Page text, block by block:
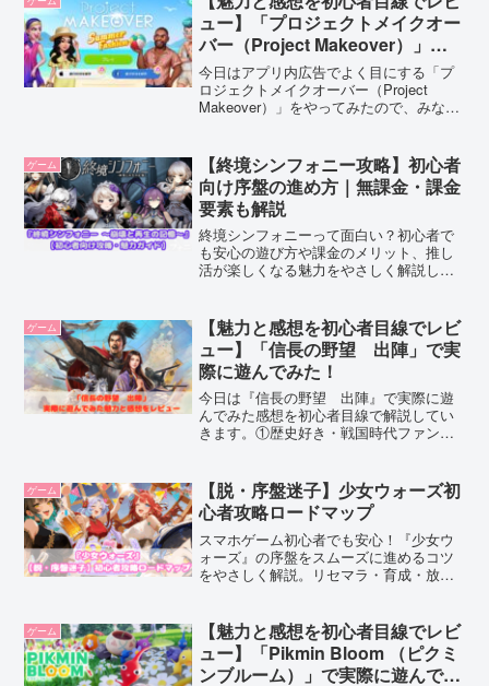
ュー】「プロジェクトメイクオー
バー（Project Makeover）」で
実際に遊んでみた！
今日はアプリ内広告でよく目にする「プ
ロジェクトメイクオーバー（Project
Makeover）」をやってみたので、みなさ
ないやみつき症候群間違いなしです！！
是非ダウンロードして遊んでみてくださ
いね。
ゲーム
【終境シンフォニー攻略】初心者
向け序盤の進め方｜無課金・課金
要素も解説
終境シンフォニーって面白い？初心者で
も安心の遊び方や課金のメリット、推し
活が楽しくなる魅力をやさしく解説しま
ゲーム
【魅力と感想を初心者目線でレビ
ュー】「信長の野望 出陣」で実
際に遊んでみた！
今日は『信長の野望 出陣』で実際に遊
んでみた感想を初心者目線で解説してい
きます。①歴史好き・戦国時代ファン②
報ゲームが好きな方、そんな方にオスス
メなのが『信長の野望 出陣』です！
ゲーム
【脱・序盤迷子】少女ウォーズ初
心者攻略ロードマップ
スマホゲーム初心者でも安心！『少女ウ
ォーズ』の序盤をスムーズに進めるコツ
をやさしく解説。リセマラ・育成・放置
ゲーム
【魅力と感想を初心者目線でレビ
ュー】「Pikmin Bloom （ピクミ
ンブルーム）」で実際に遊んでみ